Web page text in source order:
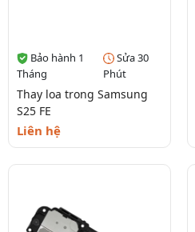
Bảo hành 1
Tháng
Sửa 30
Phút
Thay loa trong Samsung
S25 FE
Liên hệ